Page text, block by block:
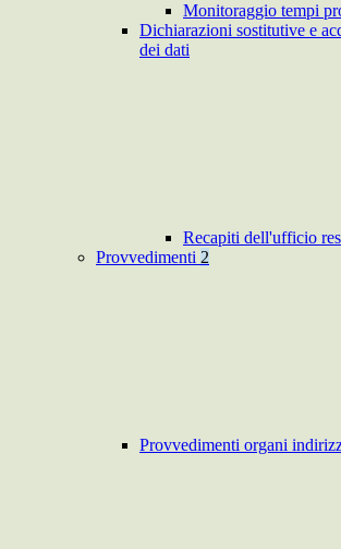
Monitoraggio tempi
Dichiarazioni sostitutive e
dei dati
Recapiti dell'ufficio
Provvedimenti 2
Provvedimenti organi